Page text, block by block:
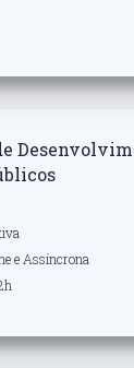
e Assíncrona